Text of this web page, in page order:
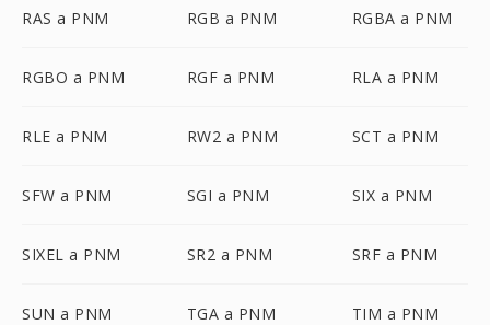
RAS a PNM RGB a PNM RGBA a PNM
RGBO a PNM RGF a PNM RLA a PNM
RLE a PNM RW2 a PNM SCT a PNM
SFW a PNM SGI a PNM SIX a PNM
SIXEL a PNM SR2 a PNM SRF a PNM
SUN a PNM TGA a PNM TIM a PNM